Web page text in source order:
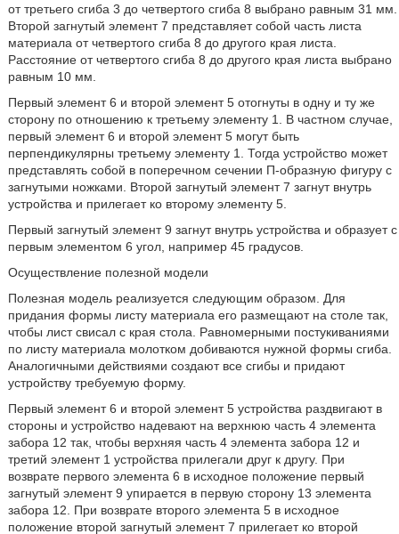
от третьего сгиба 3 до четвертого сгиба 8 выбрано равным 31 мм.
Второй загнутый элемент 7 представляет собой часть листа
материала от четвертого сгиба 8 до другого края листа.
Расстояние от четвертого сгиба 8 до другого края листа выбрано
равным 10 мм.
Первый элемент 6 и второй элемент 5 отогнуты в одну и ту же
сторону по отношению к третьему элементу 1. В частном случае,
первый элемент 6 и второй элемент 5 могут быть
перпендикулярны третьему элементу 1. Тогда устройство может
представлять собой в поперечном сечении П-образную фигуру с
загнутыми ножками. Второй загнутый элемент 7 загнут внутрь
устройства и прилегает ко второму элементу 5.
Первый загнутый элемент 9 загнут внутрь устройства и образует с
первым элементом 6 угол, например 45 градусов.
Осуществление полезной модели
Полезная модель реализуется следующим образом. Для
придания формы листу материала его размещают на столе так,
чтобы лист свисал с края стола. Равномерными постукиваниями
по листу материала молотком добиваются нужной формы сгиба.
Аналогичными действиями создают все сгибы и придают
устройству требуемую форму.
Первый элемент 6 и второй элемент 5 устройства раздвигают в
стороны и устройство надевают на верхнюю часть 4 элемента
забора 12 так, чтобы верхняя часть 4 элемента забора 12 и
третий элемент 1 устройства прилегали друг к другу. При
возврате первого элемента 6 в исходное положение первый
загнутый элемент 9 упирается в первую сторону 13 элемента
забора 12. При возврате второго элемента 5 в исходное
положение второй загнутый элемент 7 прилегает ко второй